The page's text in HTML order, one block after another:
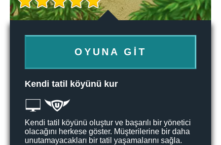
OYUNA GIT
Kendi tatil köyünü kur
Kendi tatil köyünü oluştur ve başarılı bir yönetici
olacağını herkese göster. Müşterilerine bir daha
unutamayacakları bir tatil yaşamalarını sağla.